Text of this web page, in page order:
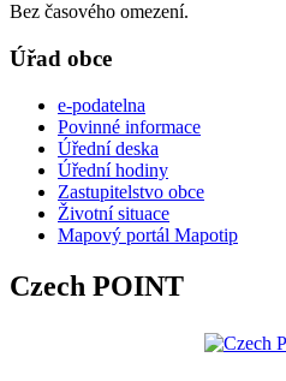
Bez časového omezení.
Úřad obce
e-podatelna
Povinné informace
Úřední deska
Úřední hodiny
Zastupitelstvo obce
Životní situace
Mapový portál Mapotip
Czech POINT